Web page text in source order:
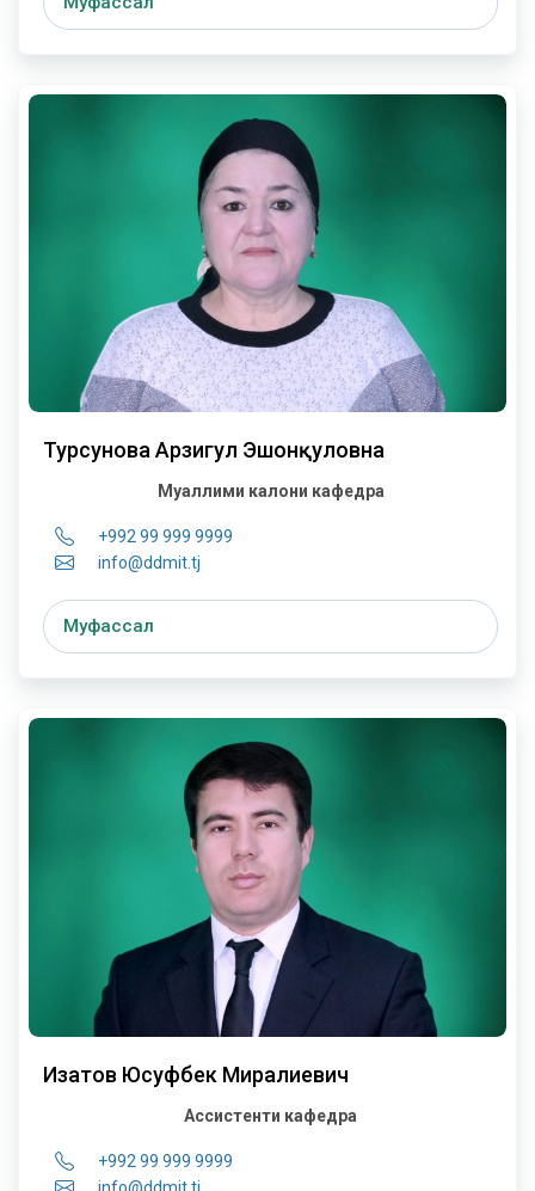
Турсунова Арзигул Эшонқуловна
Муаллими калони кафедра
+992 99 999 9999
info@ddmit.tj
Муфассал
Изатов Юсуфбек Миралиевич
Ассистенти кафедра
+992 99 999 9999